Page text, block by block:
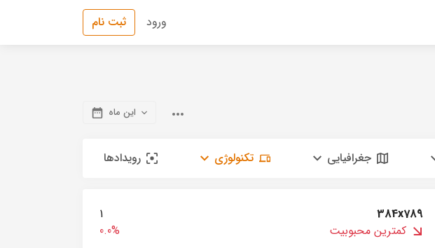
ورود ثبت نام
این ماه
جغرافیایی تکنولوژی رویدادها
384x789
1
کمترین محبوبیت
0.0%